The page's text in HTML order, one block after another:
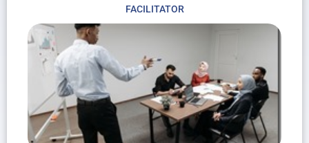
FACILITATOR